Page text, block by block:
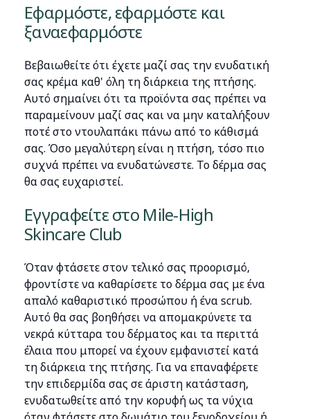
Εφαρμόστε, εφαρμόστε και
ξαναεφαρμόστε
Βεβαιωθείτε ότι έχετε μαζί σας την ενυδατική
σας κρέμα καθ' όλη τη διάρκεια της πτήσης.
Αυτό σημαίνει ότι τα προϊόντα σας πρέπει να
παραμείνουν μαζί σας και να μην καταλήξουν
ποτέ στο ντουλαπάκι πάνω από το κάθισμά
σας. Όσο μεγαλύτερη είναι η πτήση, τόσο πιο
συχνά πρέπει να ενυδατώνεστε. Το δέρμα σας
θα σας ευχαριστεί.
Εγγραφείτε στο Mile-High
Skincare Club
Όταν φτάσετε στον τελικό σας προορισμό,
φροντίστε να καθαρίσετε το δέρμα σας με ένα
απαλό καθαριστικό προσώπου ή ένα scrub.
Αυτό θα σας βοηθήσει να απομακρύνετε τα
νεκρά κύτταρα του δέρματος και τα περιττά
έλαια που μπορεί να έχουν εμφανιστεί κατά
τη διάρκεια της πτήσης. Για να επαναφέρετε
την επιδερμίδα σας σε άριστη κατάσταση,
ενυδατωθείτε από την κορυφή ως τα νύχια